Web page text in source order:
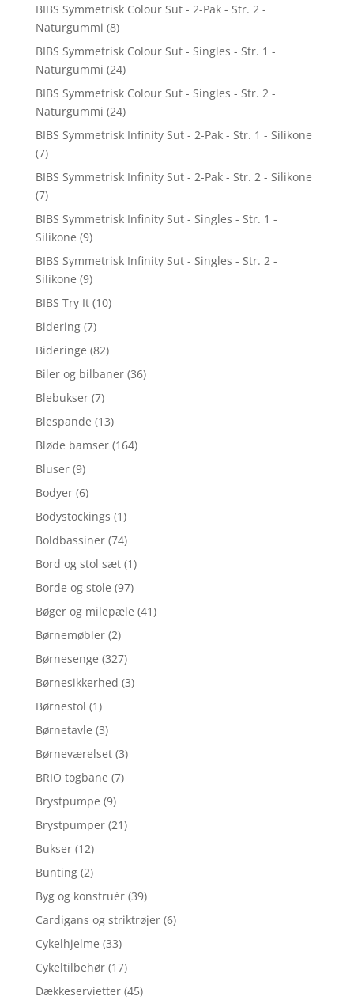
BIBS Symmetrisk Colour Sut - 2-Pak - Str. 2 -
Naturgummi (8)
BIBS Symmetrisk Colour Sut - Singles - Str. 1 -
Naturgummi (24)
BIBS Symmetrisk Colour Sut - Singles - Str. 2 -
Naturgummi (24)
BIBS Symmetrisk Infinity Sut - 2-Pak - Str. 1 - Silikone
(7)
BIBS Symmetrisk Infinity Sut - 2-Pak - Str. 2 - Silikone
(7)
BIBS Symmetrisk Infinity Sut - Singles - Str. 1 -
Silikone (9)
BIBS Symmetrisk Infinity Sut - Singles - Str. 2 -
Silikone (9)
BIBS Try It (10)
Bidering (7)
Bideringe (82)
Biler og bilbaner (36)
Blebukser (7)
Blespande (13)
Bløde bamser (164)
Bluser (9)
Bodyer (6)
Bodystockings (1)
Boldbassiner (74)
Bord og stol sæt (1)
Borde og stole (97)
Bøger og milepæle (41)
Børnemøbler (2)
Børnesenge (327)
Børnesikkerhed (3)
Børnestol (1)
Børnetavle (3)
Børneværelset (3)
BRIO togbane (7)
Brystpumpe (9)
Brystpumper (21)
Bukser (12)
Bunting (2)
Byg og konstruér (39)
Cardigans og striktrøjer (6)
Cykelhjelme (33)
Cykeltilbehør (17)
Dækkeservietter (45)